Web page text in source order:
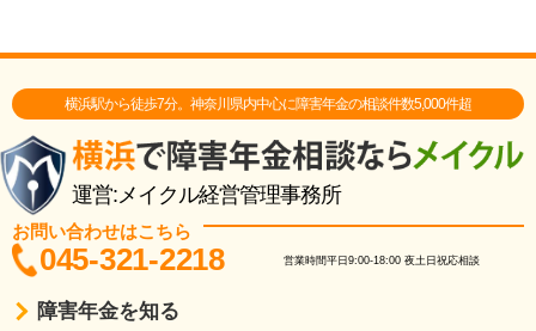
横浜駅から徒歩7分。神奈川県内中心に障害年金の相談件数5,000件超
運営:メイクル経営管理事務所
お問い合わせはこちら
045-321-2218 営業時間平日9:00-18:00夜土日祝応相談
障害年金を知る